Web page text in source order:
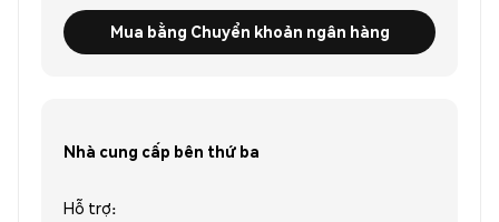
Mua bằng Chuyển khoản ngân hàng
Nhà cung cấp bên thứ ba
Hỗ trợ: